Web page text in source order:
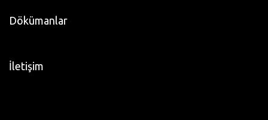
Dökümanlar
İletişim